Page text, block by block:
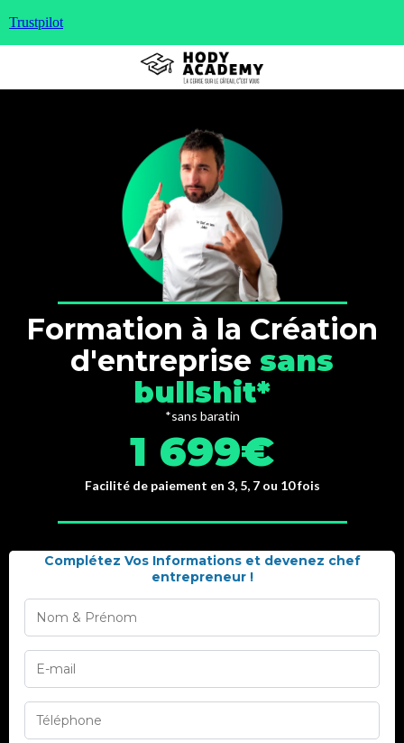
Trustpilot
Formation à la Création
d'entreprise sans
bullshit*
*sans baratin
1 699€
Facilité de paiement en 3, 5, 7 ou 10 fois
Complétez Vos Informations et devenez chef
entrepreneur !